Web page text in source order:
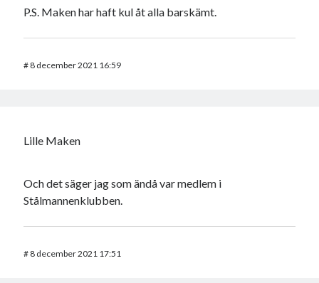
P.S. Maken har haft kul åt alla barskämt.
# 8 december 2021 16:59
Lille Maken
Och det säger jag som ändå var medlem i
Stålmannenklubben.
# 8 december 2021 17:51